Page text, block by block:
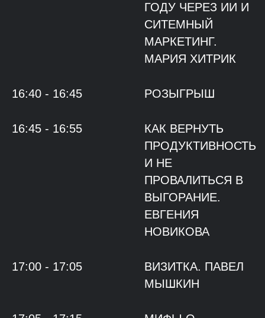
ГОДУ ЧЕРЕЗ ИИ И
СИТЕМНЫЙ
МАРКЕТИНГ.
МАРИЯ ХИТРИК
16:40 - 16:45 РОЗЫГРЫШ
16:45 - 16:55
КАК ВЕРНУТЬ
ПРОДУКТИВНОСТЬ
И НЕ
ПРОВАЛИТЬСЯ В
ВЫГОРАНИЕ.
ЕВГЕНИЯ
НОВИКОВА
17:00 - 17:05
ВИЗИТКА. ПАВЕЛ
МЫШКИН